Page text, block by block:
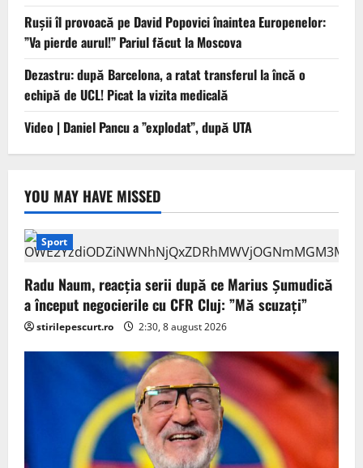
Rușii îl provoacă pe David Popovici înaintea Europenelor:
”Va pierde aurul!” Pariul făcut la Moscova
Dezastru: după Barcelona, a ratat transferul la încă o
echipă de UCL! Picat la vizita medicală
Video | Daniel Pancu a ”explodat”, după UTA
YOU MAY HAVE MISSED
Sport
Radu Naum, reacția serii după ce Marius Șumudică
a început negocierile cu CFR Cluj: ”Mă scuzați”
stirilepescurt.ro 2:30, 8 august 2026